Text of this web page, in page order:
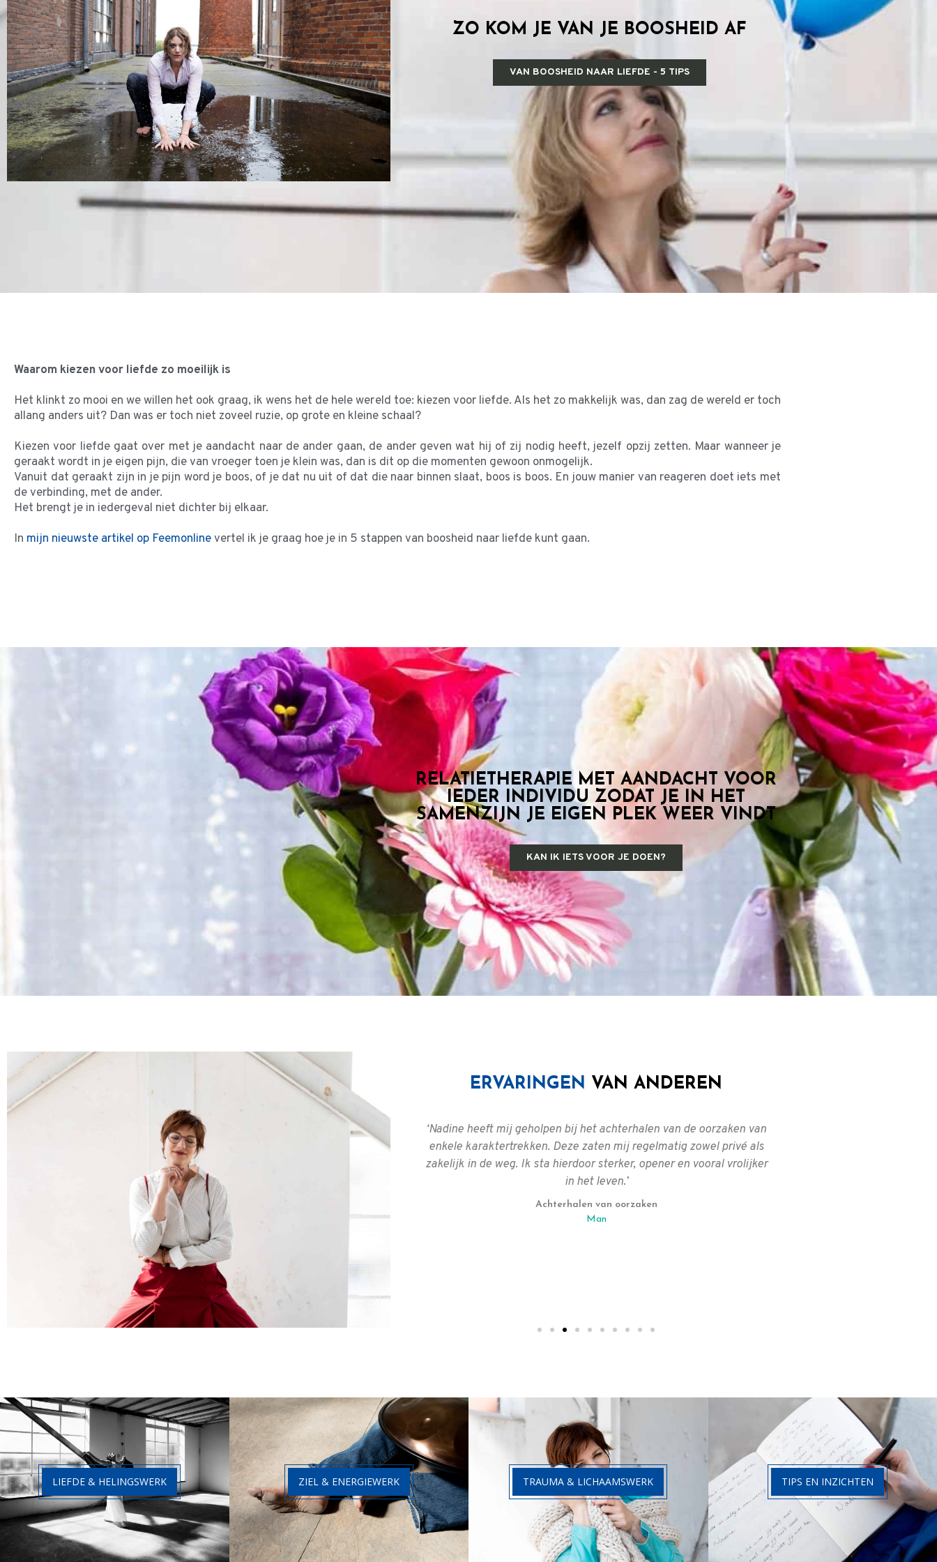
ZO KOM JE VAN JE BOOSHEID AF
VAN BOOSHEID NAAR LIEFDE - 5 TIPS
Waarom kiezen voor liefde zo moeilijk is
Het klinkt zo mooi en we willen het ook graag, ik wens het de hele wereld toe: kiezen voor liefde. Als het zo makkelijk was, dan zag de wereld er toch
allang anders uit? Dan was er toch niet zoveel ruzie, op grote en kleine schaal?
Kiezen voor liefde gaat over met je aandacht naar de ander gaan, de ander geven wat hij of zij nodig heeft, jezelf opzij zetten. Maar wanneer je
geraakt wordt in je eigen pijn, die van vroeger toen je klein was, dan is dit op die momenten gewoon onmogelijk.
Vanuit dat geraakt zijn in je pijn word je boos, of je dat nu uit of dat die naar binnen slaat, boos is boos. En jouw manier van reageren doet iets met
de verbinding, met de ander.
Het brengt je in iedergeval niet dichter bij elkaar.
In mijn nieuwste artikel op Feemonlinevertel ik je graag hoe je in 5 stappen van boosheid naar liefde kunt gaan.
RELATIETHERAPIE MET AANDACHT VOOR
IEDER INDIVIDU ZODAT JE IN HET
SAMENZIJN JE EIGEN PLEK WEER VINDT
KAN IK IETS VOOR JE DOEN?
ERVARINGEN VAN ANDEREN
‘Ik heb Nadine leren kennen als een zeer integere en professionele
therapeut. Ze is heel goed in staat een ongedwongen en vertrouwde
omgeving te creëren waarin alles besproken kan worden. Ik heb me
daarbij geen moment ongemakkelijk of opgelaten gevoeld. Ik kan
Nadine dan ook van harte aanbevelen mocht je op zoek zijn naar je
eigen ik.’
Integer en professioneel
Man
‘Nadine heeft mij geholpen bij het achterhalen van de oorzaken van
enkele karaktertrekken. Deze zaten mij regelmatig zowel privé als
zakelijk in de weg. Ik sta hierdoor sterker, opener en vooral vrolijker
in het leven.’
Achterhalen van oorzaken
Man
LIEFDE & HELINGSWERK ZIEL & ENERGIEWERK TRAUMA & LICHAAMSWERK TIPS EN INZICHTEN